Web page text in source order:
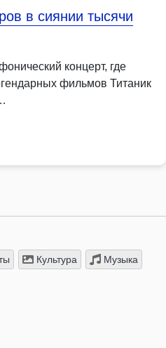
в сиянии тысячи
концерт, где
фильмов Титаник
Культура Музыка